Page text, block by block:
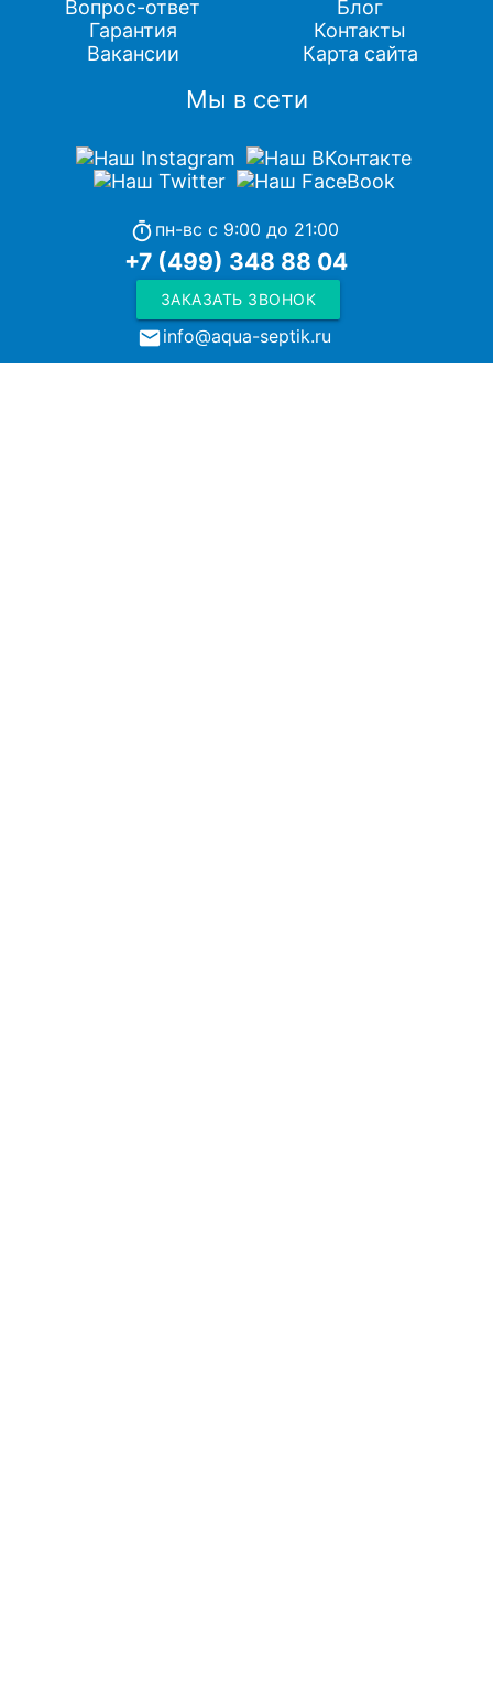
Вопрос-ответ
Гарантия
Вакансии
Блог
Контакты
Карта сайта
Мы в сети
timer пн-вс с 9:00 до 21:00
+7 (499) 348 88 04
ЗАКАЗАТЬ ЗВОНОК
local_post_officeinfo@aqua-septik.ru